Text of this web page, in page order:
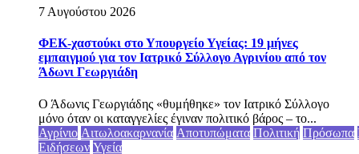
7 Αυγούστου 2026
ΦΕΚ-χαστούκι στο Υπουργείο Υγείας: 19 μήνες
εμπαιγμού για τον Ιατρικό Σύλλογο Αγρινίου από τον
Άδωνι Γεωργιάδη
Ο Άδωνις Γεωργιάδης «θυμήθηκε» τον Ιατρικό Σύλλογο
μόνο όταν οι καταγγελίες έγιναν πολιτικό βάρος – το...
Αγρίνιο Αιτωλοακαρνανία Αποτυπώματα Πολιτική Πρόσωπα
Ειδήσεων Υγεία